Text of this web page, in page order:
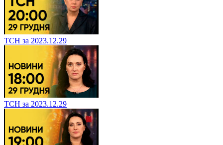
ТСН за 2023.12.29
ТСН за 2023.12.29